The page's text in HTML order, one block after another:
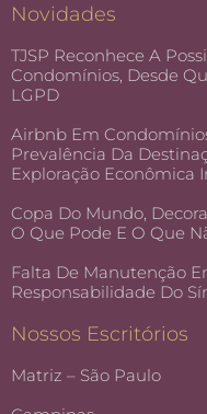
Novidades
TJSP Reconhece A
Condomínios, Desde
LGPD
Airbnb Em
Prevalência Da
Exploração Econômica
Copa Do Mundo,
O Que Pode E O Que
Falta De Manutenção
Responsabilidade Do
Nossos Escritórios
Matriz – São Paulo